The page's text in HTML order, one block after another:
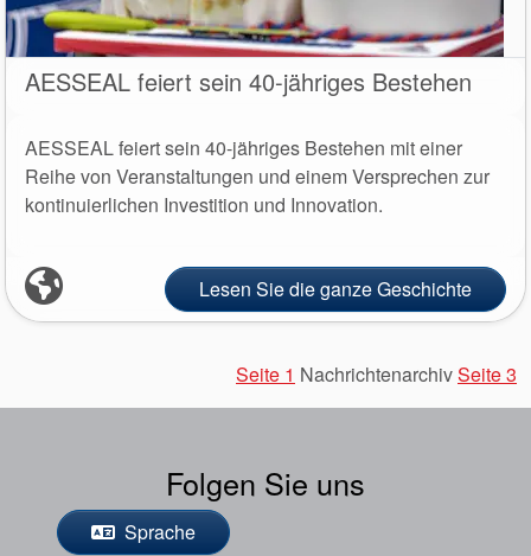
AESSEAL feiert sein 40-jähriges Bestehen
AESSEAL feiert sein 40-jähriges Bestehen mit einer
Reihe von Veranstaltungen und einem Versprechen zur
kontinuierlichen Investition und Innovation.
Lesen Sie die ganze Geschichte
Seite 1 NachrichtenarchivSeite 3
Folgen Sie uns
Sprache